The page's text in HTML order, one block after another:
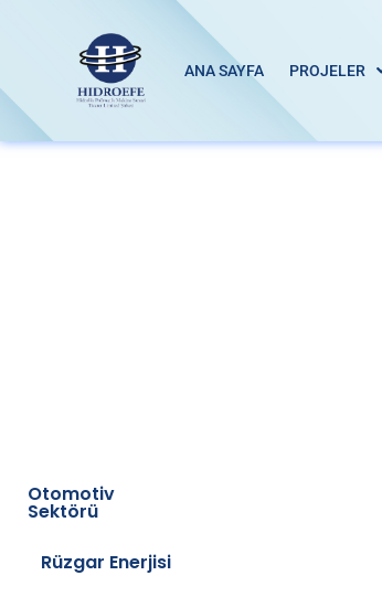
ANA SAYFA PROJELER
Otomotiv
Sektörü
Rüzgar Enerjisi